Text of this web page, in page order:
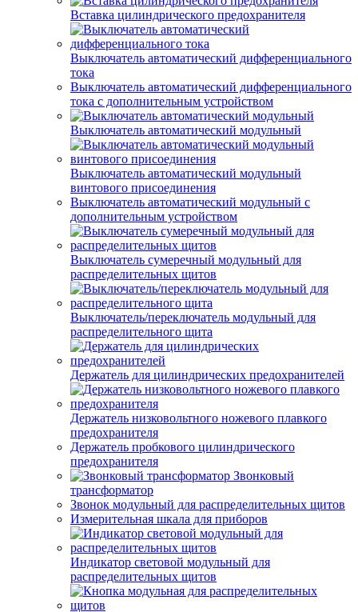
Вставка цилиндрического предохранителя
Выключатель автоматический дифференциального
тока
Выключатель автоматический дифференциального
тока с дополнительным устройством
Выключатель автоматический модульный
Выключатель автоматический модульный
винтового присоединения
Выключатель автоматический модульный с
дополнительным устройством
Выключатель сумеречный модульный для
распределительных щитов
Выключатель/переключатель модульный для
распределительного щита
Держатель для цилиндрических предохранителей
Держатель низковольтного ножевого плавкого
предохранителя
Держатель пробкового цилиндрического
предохранителя
Звонковый
трансформатор
Звонок модульный для распределительных щитов
Измерительная шкала для приборов
Индикатор световой модульный для
распределительных щитов